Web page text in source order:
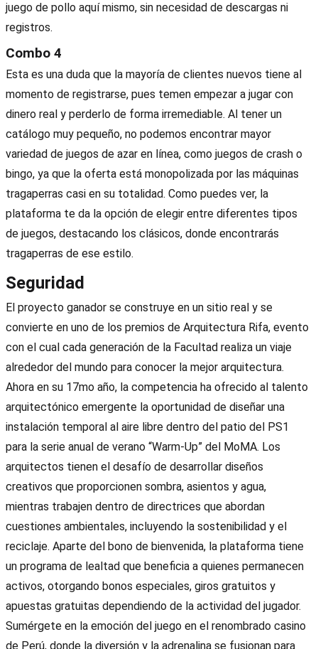
juego de pollo aquí mismo, sin necesidad de descargas ni
registros.
Combo 4
Esta es una duda que la mayoría de clientes nuevos tiene al
momento de registrarse, pues temen empezar a jugar con
dinero real y perderlo de forma irremediable. Al tener un
catálogo muy pequeño, no podemos encontrar mayor
variedad de juegos de azar en línea, como juegos de crash o
bingo, ya que la oferta está monopolizada por las máquinas
tragaperras casi en su totalidad. Como puedes ver, la
plataforma te da la opción de elegir entre diferentes tipos
de juegos, destacando los clásicos, donde encontrarás
tragaperras de ese estilo.
Seguridad
El proyecto ganador se construye en un sitio real y se
convierte en uno de los premios de Arquitectura Rifa, evento
con el cual cada generación de la Facultad realiza un viaje
alrededor del mundo para conocer la mejor arquitectura.
Ahora en su 17mo año, la competencia ha ofrecido al talento
arquitectónico emergente la oportunidad de diseñar una
instalación temporal al aire libre dentro del patio del PS1
para la serie anual de verano “Warm-Up” del MoMA. Los
arquitectos tienen el desafío de desarrollar diseños
creativos que proporcionen sombra, asientos y agua,
mientras trabajen dentro de directrices que abordan
cuestiones ambientales, incluyendo la sostenibilidad y el
reciclaje. Aparte del bono de bienvenida, la plataforma tiene
un programa de lealtad que beneficia a quienes permanecen
activos, otorgando bonos especiales, giros gratuitos y
apuestas gratuitas dependiendo de la actividad del jugador.
Sumérgete en la emoción del juego en el renombrado casino
de Perú, donde la diversión y la adrenalina se fusionan para